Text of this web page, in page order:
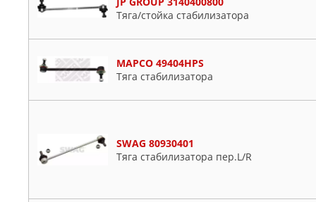
Тяга/стойка стабилизатора
MAPCO 49404HPS
Тяга стабилизатора
SWAG 80930401
Тяга стабилизатора пер.L/R